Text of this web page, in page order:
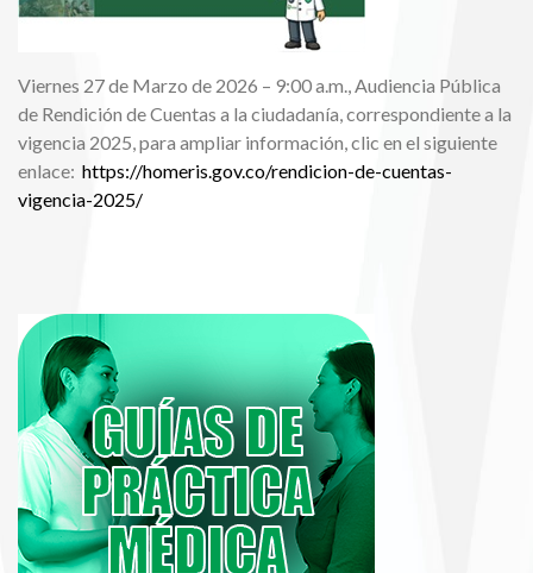
Viernes 27 de Marzo de 2026 – 9:00 a.m., Audiencia Pública
de Rendición de Cuentas a la ciudadanía, correspondiente a la
vigencia 2025, para ampliar información, clic en el siguiente
enlace: https://homeris.gov.co/rendicion-de-cuentas-
vigencia-2025/